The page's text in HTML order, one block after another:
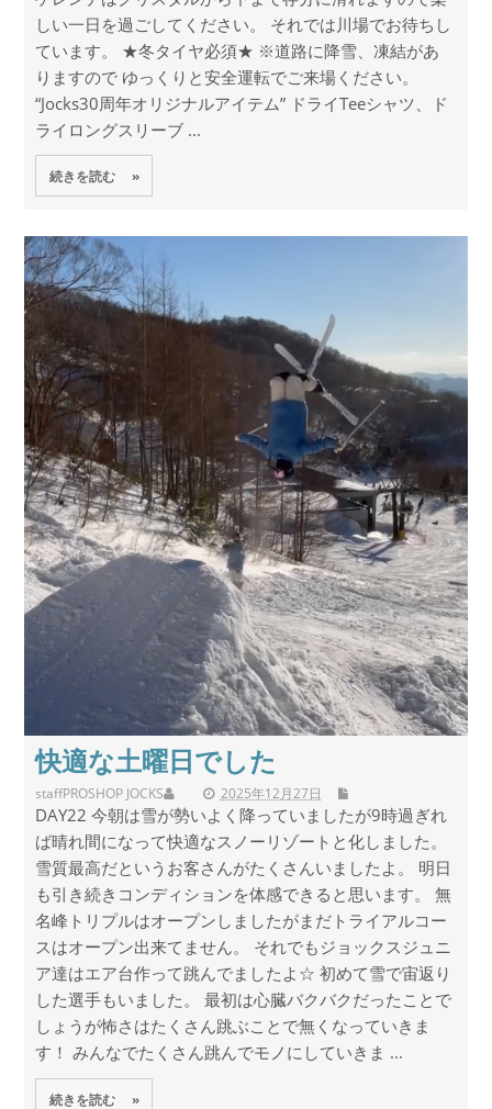
しい一日を過ごしてください。 それでは川場でお待ちし
ています。 ★冬タイヤ必須★ ※道路に降雪、凍結があ
りますので ゆっくりと安全運転でご来場ください。
“Jocks30周年オリジナルアイテム” ドライTeeシャツ、ド
ライロングスリーブ ...
続きを読む »
快適な土曜日でした
staff 2025年12月27日
PROSHOP JOCKS
DAY22 今朝は雪が勢いよく降っていましたが9時過ぎれ
ば晴れ間になって快適なスノーリゾートと化しました。
雪質最高だというお客さんがたくさんいましたよ。 明日
も引き続きコンディションを体感できると思います。 無
名峰トリプルはオープンしましたがまだトライアルコー
スはオープン出来てません。 それでもジョックスジュニ
ア達はエア台作って跳んでましたよ☆ 初めて雪で宙返り
した選手もいました。 最初は心臓バクバクだったことで
しょうが怖さはたくさん跳ぶことで無くなっていきま
す！ みんなでたくさん跳んでモノにしていきま ...
続きを読む »